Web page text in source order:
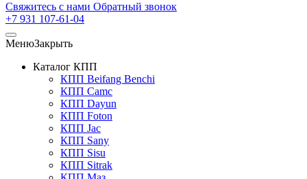
Свяжитесь с нами Обратный звонок
+7 931 107-61-04
МенюЗакрыть
Каталог КПП
КПП Beifang Benchi
КПП Camc
КПП Dayun
КПП Foton
КПП Jac
КПП Sany
КПП Sisu
КПП Sitrak